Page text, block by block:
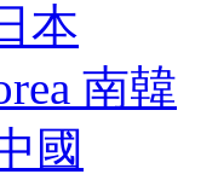
本
南韓
國